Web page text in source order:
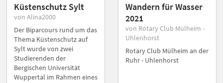
Küstenschutz Sylt
von Alina2000
Der Biparcours rund um das
Thema Küstenschutz auf
Sylt wurde von zwei
Studierenden der
Bergischen Universität
Wuppertal im Rahmen eines
Wandern für Wasser
2021
von Rotary Club Mülheim -
Uhlenhorst
Rotary Club Mülheim an der
Ruhr - Uhlenhorst